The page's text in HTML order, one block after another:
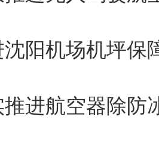
阳机场机坪保
进航空器除防